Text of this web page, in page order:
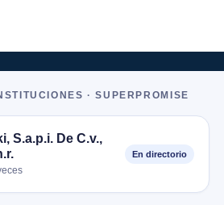
· SUPERPROMISE
S.a.p.i. De C.v.,
En directorio